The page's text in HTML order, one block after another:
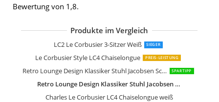
Bewertung von 1,8.
Produkte im Vergleich
LC2 Le Corbusier 3-Sitzer Weiß SIEGER
Le Corbusier Style LC4 Chaiselongue PREIS-LEISTUNG
Retro Lounge Design Klassiker Stuhl Jacobsen Schwarz SPARTIPP
Retro Lounge Design Klassiker Stuhl Jacobsen Orange
Charles Le Corbusier LC4 Chaiselongue weiß
Le Corbusier LC2 Petit Komfort Sofa
Charles L Corbusier LC2-2 2-Sitzer-
ElleDesign 3-Sitzer-Sofa Edelstahl
Design Retro Lounge Sessel Sitzei,
Design Retro Lounge Sessel Sitzei,
Design Retro Lounge Sessel Sitzei,
Relaxsessel Wohnzimmer Bequem
Furnwise Premium Moderner
Furnwise Premium Moderner
Furnwise Premium Moderner
Retro Lounge Design Klassiker Stuhl